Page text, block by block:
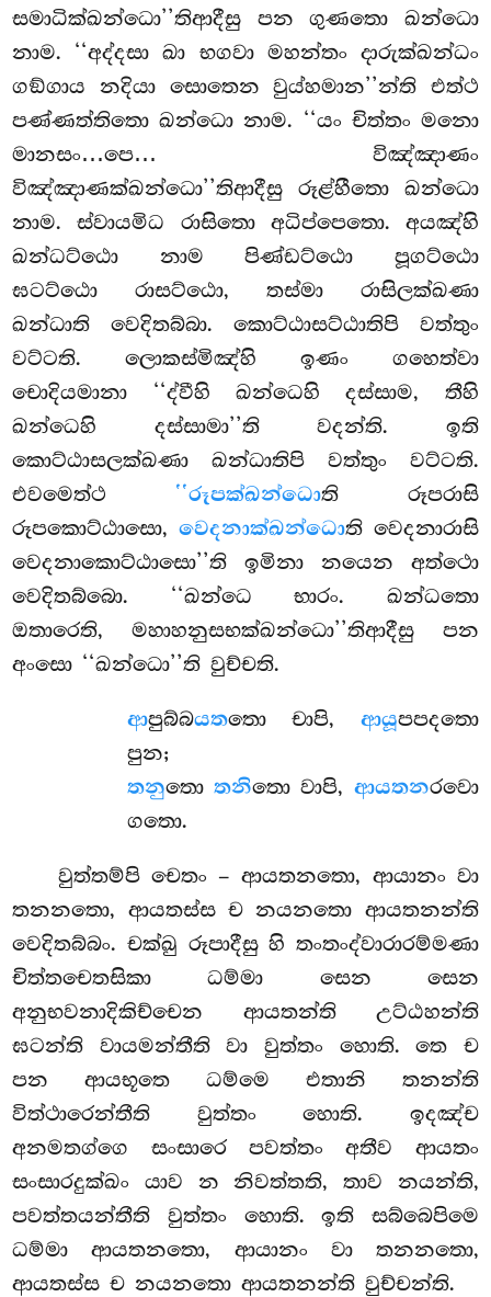
සමාධික්ඛන්ධො’’තිආදීසු පන ගුණතො ඛන්ධො
නාම. ‘‘අද්දසා ඛා භගවා මහන්තං දාරුක්ඛන්ධං
ගඞ්ගාය නදියා සොතෙන වුය්හමාන’’න්ති එත්ථ
පණ්ණත්තිතො ඛන්ධො නාම. ‘‘යං චිත්තං මනො
මානසං…පෙ… විඤ්ඤාණං
විඤ්ඤාණක්ඛන්ධො’’තිආදීසු රූළ්හීතො ඛන්ධො
නාම. ස්වායමිධ රාසිතො අධිප්පෙතො. අයඤ්හි
ඛන්ධට්ඨො නාම පිණ්ඩට්ඨො පූගට්ඨො
ඝටට්ඨො රාසට්ඨො, තස්මා රාසිලක්ඛණා
ඛන්ධාති වෙදිතබ්බා. කොට්ඨාසට්ඨාතිපි වත්තුං
වට්ටති. ලොකස්මිඤ්හි ඉණං ගහෙත්වා
චොදියමානා ‘‘ද්වීහි ඛන්ධෙහි දස්සාම, තීහි
ඛන්ධෙහි දස්සාමා’’තිවදන්ති. ඉති
කොට්ඨාසලක්ඛණා ඛන්ධාතිපි වත්තුං වට්ටති.
එවමෙත්ථ ‘‘රූපක්ඛන්ධොති රූපරාසි
රූපකොට්ඨාසො, වෙදනාක්ඛන්ධොති වෙදනාරාසි
වෙදනාකොට්ඨාසො’’ති ඉමිනා නයෙන අත්ථො
වෙදිතබ්බො. ‘‘ඛන්ධෙ භාරං. ඛන්ධතො
ඔතාරෙති, මහාහනුසභක්ඛන්ධො’’තිආදීසු පන
අංසො ‘‘ඛන්ධො’’ති වුච්චති.
ආපුබ්බයතතො චාපි, ආයූපපදතො
පුන;
තනුතොතනිතො වාපි, ආයතනරවො
ගතො.
වුත්තම්පි චෙතං – ආයතනතො, ආයානං වා
තනනතො, ආයතස්ස ච නයනතො ආයතනන්ති
වෙදිතබ්බං. චක්ඛු රූපාදීසු හි තංතංද්වාරාරම්මණා
චිත්තචෙතසිකා ධම්මා සෙන සෙන
අනුභවනාදිකිච්චෙන ආයතන්ති උට්ඨහන්ති
ඝටන්ති වායමන්තීති වා වුත්තං හොති. තෙ ච
පන ආයභූතෙ ධම්මෙ එතානි තනන්ති
විත්ථාරෙන්තීති වුත්තං හොති. ඉදඤ්ච
අනමතග්ගෙ සංසාරෙ පවත්තං අතීව ආයතං
සංසාරදුක්ඛං යාව න නිවත්තති, තාව නයන්ති,
පවත්තයන්තීති වුත්තං හොති. ඉති සබ්බෙපිමෙ
ධම්මා ආයතනතො, ආයානං වා තනනතො,
ආයතස්ස ච නයනතො ආයතනන්ති වුච්චන්ති.